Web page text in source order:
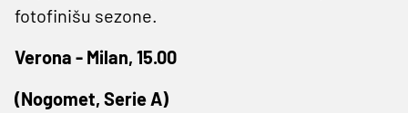
fotofinišu sezone.
Verona - Milan, 15.00
(Nogomet, Serie A)